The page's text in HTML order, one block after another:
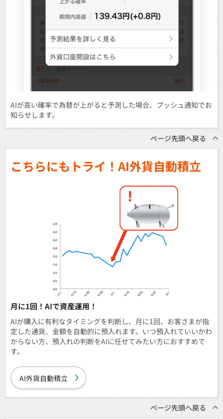
AIが高い確率で為替が上がると予測した場合、プッシュ通知でお
知らせします。
ページ先頭へ戻る
こちらにもトライ！AI外貨自動積立
月に1回！AIで資産運用！
AIが購入に有利なタイミングを判断し、月に1回、お客さまが指
定した通貨、金額を自動的に預入れます。いつ預入れていいかわ
からない方、預入れの判断をAIに任せてみたい方におすすめで
す。
AI外貨自動積立
ページ先頭へ戻る